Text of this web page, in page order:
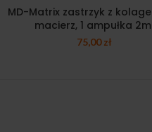
MD-Matrix zastrzyk z
macierz, 1 ampułka
75,00zł